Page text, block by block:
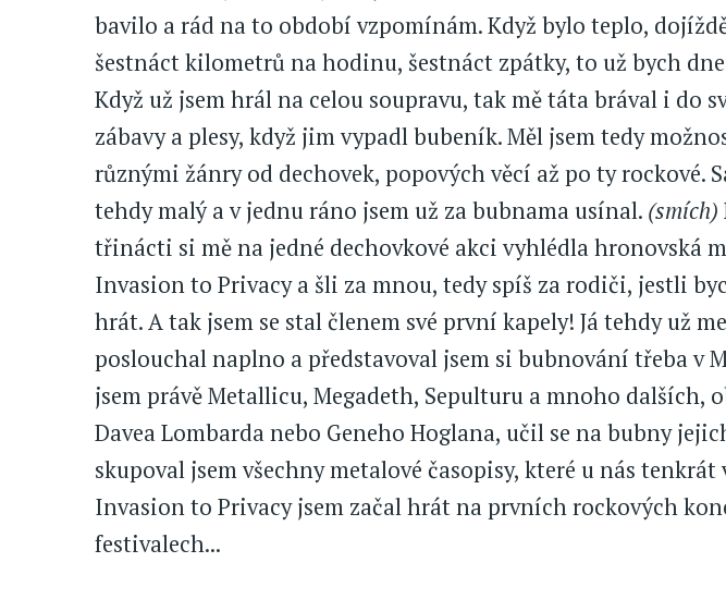
bavilo a rád na to období vzpomínám. Když bylo teplo,
šestnáct kilometrů na hodinu, šestnáct zpátky, to už bych
Když už jsem hrál na celou soupravu, tak mě táta brával i do
zábavy a plesy, když jim vypadl bubeník. Měl jsem tedy
různými žánry od dechovek, popových věcí až po ty rockové.
tehdy malý a v jednu ráno jsem už za bubnama usínal. (smích)
třinácti si mě na jedné dechovkové akci vyhlédla hronovská
Invasion to Privacy a šli za mnou, tedy spíš za rodiči, jestli
hrát. A tak jsem se stal členem své první kapely! Já tehdy už
poslouchal naplno a představoval jsem si bubnování třeba v
jsem právě Metallicu, Megadeth, Sepulturu a mnoho dalších,
Davea Lombarda nebo Geneho Hoglana, učil se na bubny
skupoval jsem všechny metalové časopisy, které u nás tenkrát
Invasion to Privacy jsem začal hrát na prvních rockových
festivalech...